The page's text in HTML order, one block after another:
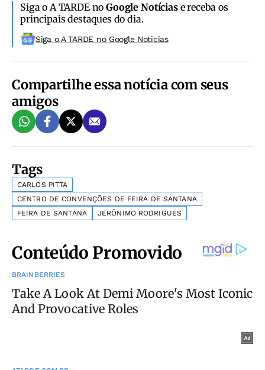
Siga o A TARDE noGoogle Notíciase receba os
principais destaques do dia.
Siga o A TARDE no Google Noticias
Compartilhe essa notícia com seus
amigos
Tags
CARLOS PITTA
CENTRO DE CONVENÇÕES DE FEIRA DE SANTANA
FEIRA DE SANTANA
JERÔNIMO RODRIGUES